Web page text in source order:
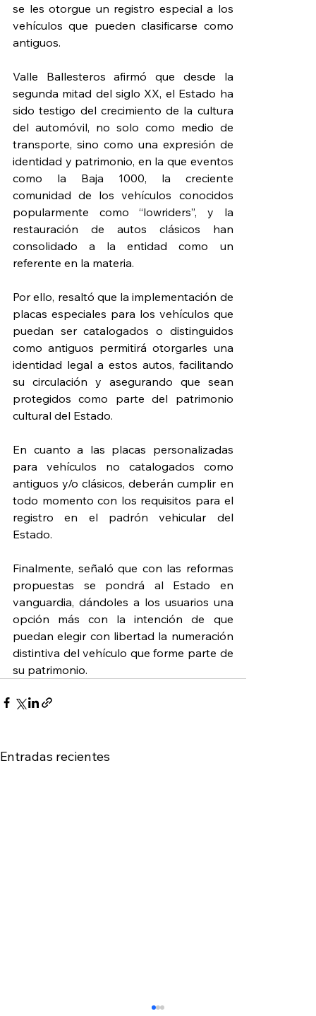
se les otorgue un registro especial a los
vehículos que pueden clasificarse como
antiguos.
Valle Ballesteros afirmó que desde la
segunda mitad del siglo XX, el Estado ha
sido testigo del crecimiento de la cultura
del automóvil, no solo como medio de
transporte, sino como una expresión de
identidad y patrimonio, en la que eventos
como la Baja 1000, la creciente
comunidad de los vehículos conocidos
popularmente como “lowriders”, y la
restauración de autos clásicos han
consolidado a la entidad como un
referente en la materia.
Por ello, resaltó que la implementación de
placas especiales para los vehículos que
puedan ser catalogados o distinguidos
como antiguos permitirá otorgarles una
identidad legal a estos autos, facilitando
su circulación y asegurando que sean
protegidos como parte del patrimonio
cultural del Estado.
En cuanto a las placas personalizadas
para vehículos no catalogados como
antiguos y/o clásicos, deberán cumplir en
todo momento con los requisitos para el
registro en el padrón vehicular del
Estado.
Finalmente, señaló que con las reformas
propuestas se pondrá al Estado en
vanguardia, dándoles a los usuarios una
opción más con la intención de que
puedan elegir con libertad la numeración
distintiva del vehículo que forme parte de
su patrimonio.
Entradas recientes